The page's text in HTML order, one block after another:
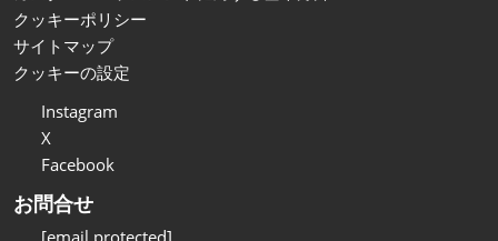
クッキーポリシー
サイトマップ
クッキーの設定
Instagram
X
Facebook
お問合せ
[email protected]